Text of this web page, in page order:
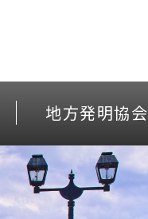
地方発明協会